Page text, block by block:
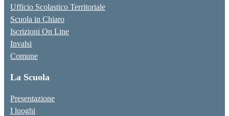
Ufficio Scolastico Territoriale
Scuola in Chiaro
Iscrizioni On Line
Invalsi
Comune
La Scuola
Presentazione
I luoghi